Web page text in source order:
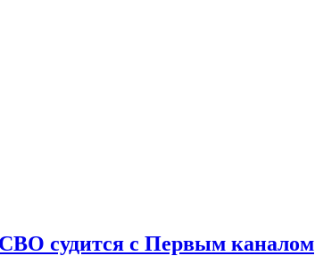
СВО судится с Первым каналом